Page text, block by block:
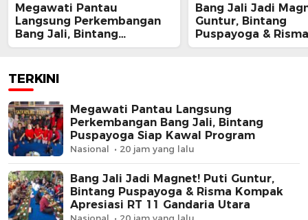
Megawati Pantau
Langsung Perkembangan
Bang Jali, Bintang
Puspayoga Siap Kawal
Bang Jali Jadi
Guntur, Bintang
Puspayoga & Risma
Kompak Apresiasi
TERKINI
Megawati Pantau Langsung
Perkembangan Bang Jali, Bintang
Puspayoga Siap Kawal Program
Nasional 20 jam yang lalu
Bang Jali Jadi Magnet! Puti Guntur,
Bintang Puspayoga & Risma Kompak
Apresiasi RT 11 Gandaria Utara